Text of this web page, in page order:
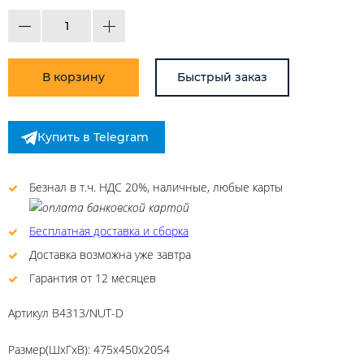
В корзину Быстрый заказ
Купить в Telegram
Безнал в т.ч. НДС 20%, наличные, любые карты
Бесплатная доставка и сборка
Доставка возможна уже завтра
Гарантия от 12 месяцев
Артикул В4313/NUT-D
Размер(ШхГхВ): 475х450x2054